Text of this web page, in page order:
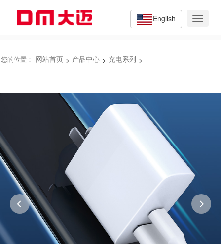
Toggle
English
您的位置： 网站首页 > 产品中心 > 充电系列 >